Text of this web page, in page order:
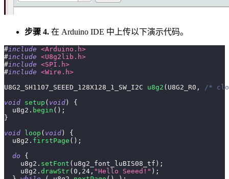
步骤 4. 在 Arduino IDE 中上传以下演示代码。
#include <Arduino.h>
#include <U8g2lib.h>
#include <SPI.h>
#include <Wire.h>
U8G2_SH1107_SEEED_128X128_1_SW_I2C u8g2 ( U8G2_R0 ,
/*
void setup ( void )
{
  u8g2
. begin ( ) ;
}
void
loop ( void )
{
  u8g2
. firstPage ( ) ;
do
{
    u8g2
. setFont ( u8g2_font_luBIS08_tf ) ;
    u8g2
. drawStr( 0 , 24 , "Hello Seeed!" ) ;